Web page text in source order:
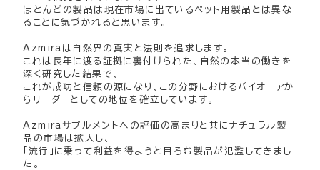
ほとんどの製品は現在市場に出ているペット用製品とは異な
ることに気づかれると思います。
Azmiraは自然界の真実と法則を追求します。
これは長年に渡る証拠に裏付けられた、自然の本当の働きを
深く研究した結果で、
これが成功と信頼の源になり、この分野におけるパイオニアか
らリーダーとしての地位を確立しています。
Azmiraサプルメントへの評価の高まりと共にナチュラル製
品の市場は拡大し、
「流行」に乗って利益を得ようと目ろむ製品が氾濫してきまし
た。